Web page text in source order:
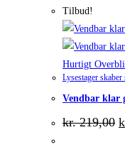
Tilbud!
Hurtigt
Lysestager skaber
Vendbar klar
kr.219,00